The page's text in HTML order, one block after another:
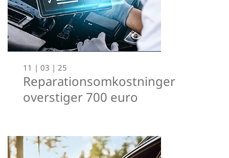
11 | 03 | 25
Reparationsomkostninger
overstiger 700 euro